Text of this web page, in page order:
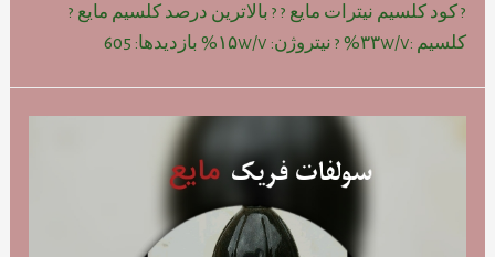
? کود کلسیم نیترات مایع ? ? بالاترین درصد کلسیم مایع ?
کلسیم :۳۳w/v% ? نیتروژن: ۱۵w/v% بازدیدها: 605